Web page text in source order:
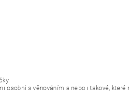
osobní s věnováním a nebo i takové, které